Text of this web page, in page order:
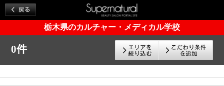
栃木県のカルチャー・メディカル学校
0件